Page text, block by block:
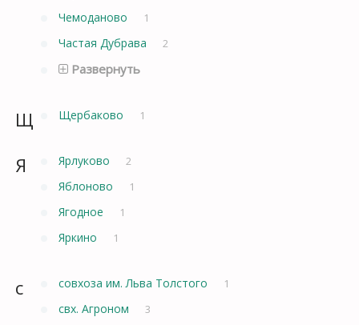
Чемоданово 1
Частая Дубрава 2
Развернуть
Щ Щербаково 1
Я Ярлуково 2
Яблоново 1
Ягодное 1
Яркино 1
с совхоза им. Льва Толстого 1
свх. Агроном 3